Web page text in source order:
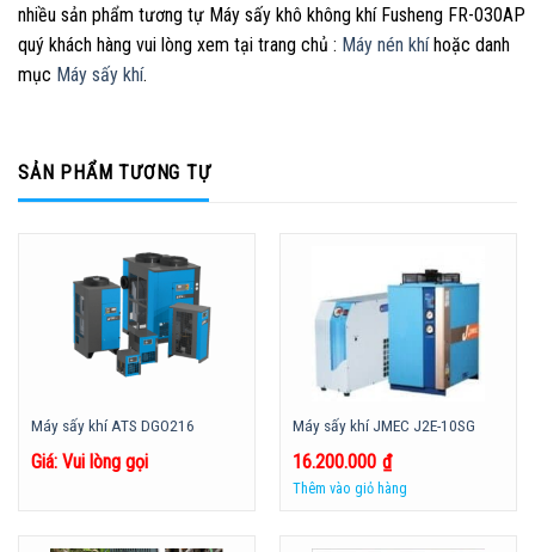
nhiều sản phẩm tương tự Máy sấy khô không khí Fusheng FR-030AP
quý khách hàng vui lòng xem tại trang chủ : Máy nén khíhoặc danh
mục Máy sấy khí.
SẢN PHẨM TƯƠNG TỰ
Máy sấy khí ATS DGO216
Giá: Vui lòng gọi
Máy sấy khí JMEC J2E-10SG
16.200.000 ₫
Thêm vào giỏ hàng